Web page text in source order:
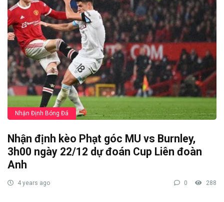
Nhận Định Bóng Đá
Nhận định kèo Phạt góc MU vs Burnley,
3h00 ngày 22/12 dự đoán Cup Liên đoàn
Anh
4 years ago 0 288